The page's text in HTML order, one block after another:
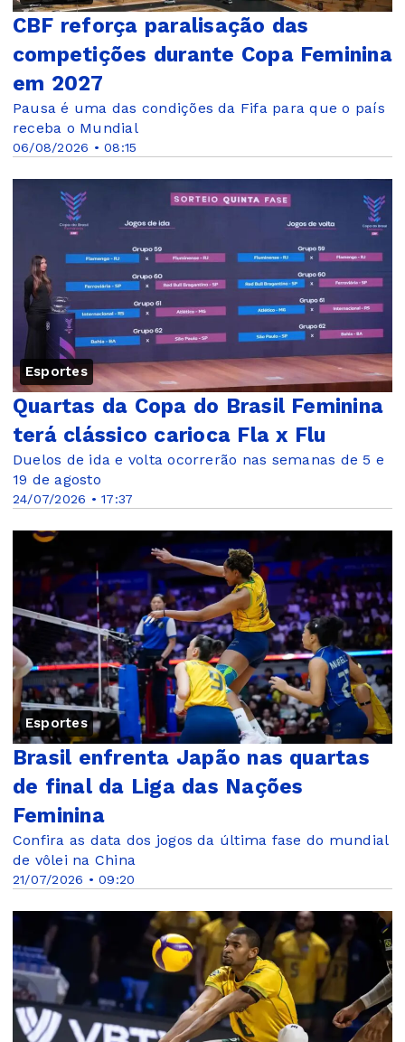
06/08/2026 • 08:15
CBF reforça paralisação das
competições durante Copa Feminina
em 2027
Pausa é uma das condições da Fifa para que o país
receba o Mundial
Esportes
24/07/2026 • 17:37
Quartas da Copa do Brasil Feminina
terá clássico carioca Fla x Flu
Duelos de ida e volta ocorrerão nas semanas de 5 e
19 de agosto
Esportes
21/07/2026 • 09:20
Brasil enfrenta Japão nas quartas
de final da Liga das Nações
Feminina
Confira as data dos jogos da última fase do mundial
de vôlei na China